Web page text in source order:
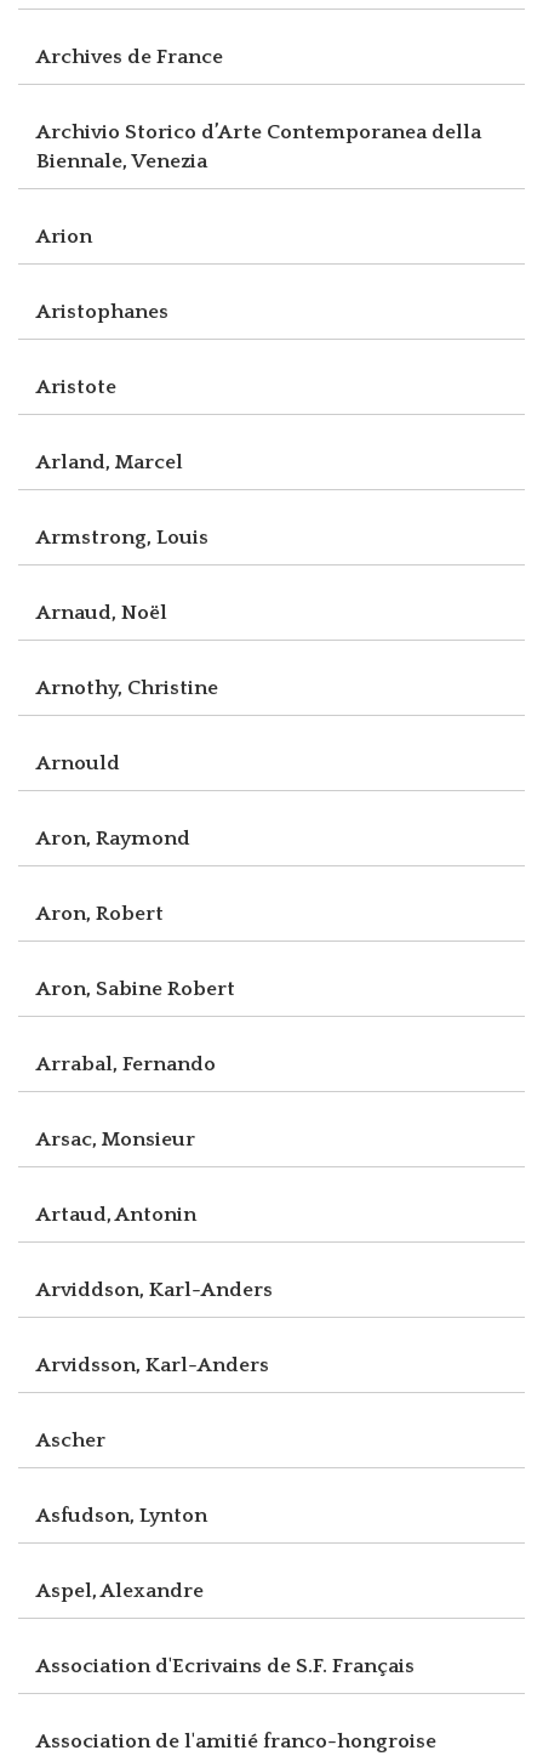
Archives de France
Archivio Storico d’Arte Contemporanea della
Biennale, Venezia
Arion
Aristophanes
Aristote
Arland, Marcel
Armstrong, Louis
Arnaud, Noël
Arnothy, Christine
Arnould
Aron, Raymond
Aron, Robert
Aron, Sabine Robert
Arrabal, Fernando
Arsac, Monsieur
Artaud, Antonin
Arviddson, Karl-Anders
Arvidsson, Karl-Anders
Ascher
Asfudson, Lynton
Aspel, Alexandre
Association d'Ecrivains de S.F. Français
Association de l'amitié franco-hongroise